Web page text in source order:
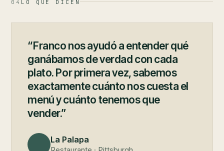
04 LO QUE DICEN
“Franco nos ayudó a entender qué
ganábamos de verdad con cada
plato. Por primera vez, sabemos
exactamente cuánto nos cuesta el
menú y cuánto tenemos que
vender.”
La Palapa